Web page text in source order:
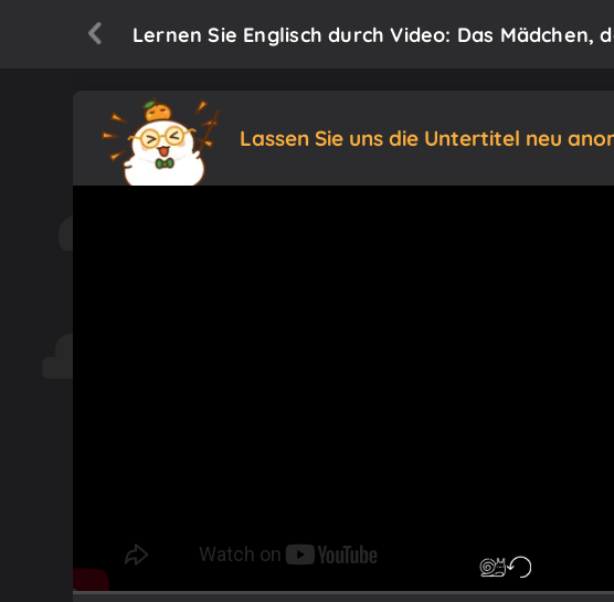
Lernen Sie Englisch durch Video: Das
Lassen Sie uns die Untertitel neu